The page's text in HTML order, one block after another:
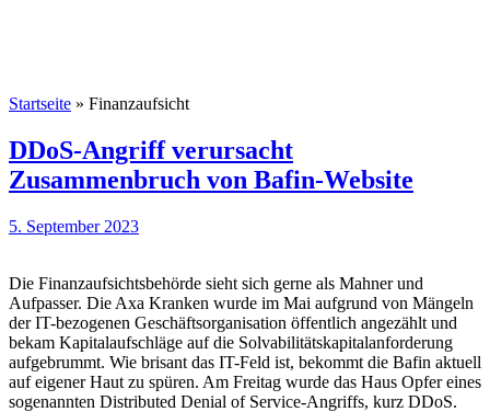
Startseite » Finanzaufsicht
DDoS-Angriff verursacht
Zusammenbruch von Bafin-Website
5. September 2023
Die Finanzaufsichtsbehörde sieht sich gerne als Mahner und
Aufpasser. Die Axa Kranken wurde im Mai aufgrund von Mängeln
der IT-bezogenen Geschäftsorganisation öffentlich angezählt und
bekam Kapitalaufschläge auf die Solvabilitätskapitalanforderung
aufgebrummt. Wie brisant das IT-Feld ist, bekommt die Bafin aktuell
auf eigener Haut zu spüren. Am Freitag wurde das Haus Opfer eines
sogenannten Distributed Denial of Service-Angriffs, kurz DDoS.